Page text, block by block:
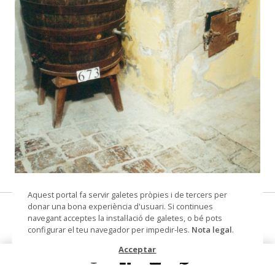
© Arxiu Fotogràfic del Consorci del Patrimoni de
Sitges
alambí
Datació Segles XVIII-XIX
Aquest portal fa servir galetes pròpies i de tercers per
donar una bona experiència d'usuari. Si continues
navegant acceptes la instal·lació de galetes, o bé pots
configurar el teu navegador per impedir-les. Nota legal.
Acceptar